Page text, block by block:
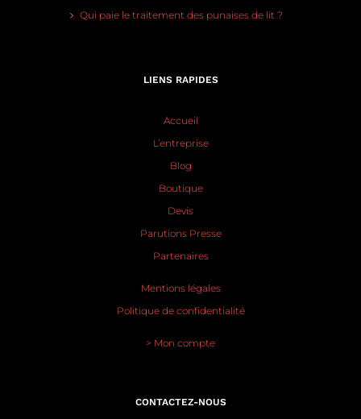
Qui paie le traitement des punaises de lit ?
LIENS RAPIDES
Accueil
L’entreprise
Blog
Boutique
Devis
Parutions Presse
Partenaires
Mentions légales
Politique de confidentialité
> Mon compte
CONTACTEZ-NOUS